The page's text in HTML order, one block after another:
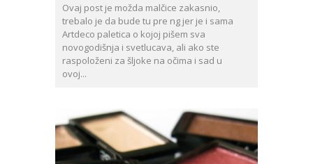
Ovaj post je možda malčice zakasnio,
trebalo je da bude tu pre ng jer je i sama
Artdeco paletica o kojoj pišem sva
novogodišnja i svetlucava, ali ako ste
raspoloženi za šljoke na očima i sad u
ovoj...